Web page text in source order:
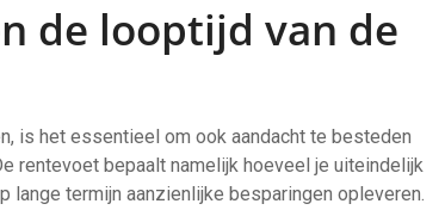
de looptijd van de
is het essentieel om ook aandacht te besteden
rentevoet bepaalt namelijk hoeveel je uiteindelijk
lange termijn aanzienlijke besparingen opleveren.